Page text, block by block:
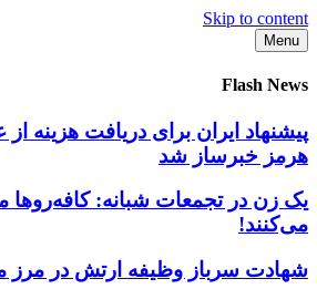
Skip to content
Menu
Flash News
پیشنهاد ایران برای دریافت هزینه
هرمز خبرساز شد
یک زن در تجمعات شبانه: کافه‌روها
می‌کنند!
شهادت سرباز وظیفه ارتش در مرز